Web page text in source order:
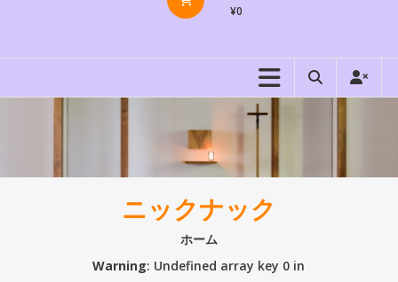
¥0
ニックナック
ホーム
Warning: Undefined array key 0 in